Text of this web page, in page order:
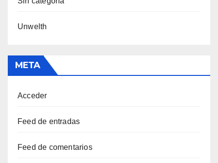
Unwelth
META
Acceder
Feed de entradas
Feed de comentarios